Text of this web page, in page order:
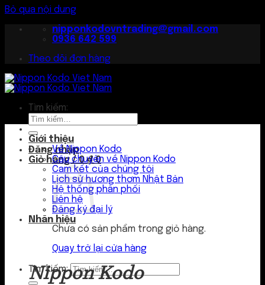
Bỏ qua nội dung
nipponkodovntrading@gmail.com
0936 642 599
Theo dõi đơn hàng
Tìm kiếm:
Đăng nhập
Giỏ hàng /0₫ 0
Chưa có sản phẩm trong giỏ hàng.
Quay trở lại cửa hàng
Tìm kiếm:
Giới thiệu
Về Nippon Kodo
Câu chuyện về Nippon Kodo
Cam kết của chúng tôi
Lịch sử hương thơm Nhật Bản
Hệ thống phân phối
Liên hệ
Đăng ký đại lý
Nhãn hiệu
Nippon Kodo